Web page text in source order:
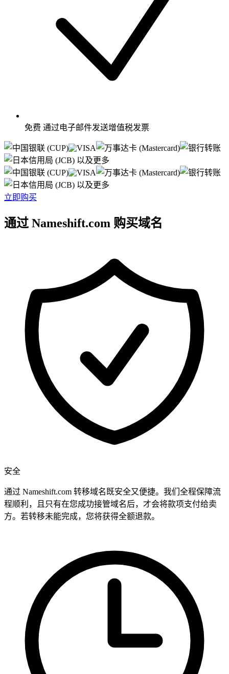
免费 通过电子邮件发送增值税发票
以及更多
以及更多
立即购买
通过 Nameshift.com 购买域名
安全
通过 Nameshift.com 转移域名既安全又便捷。我们全程保障流
程顺利，且只有在您成功接管域名后，才会将款项支付给卖
方。若转移未能完成，您将获得全额退款。